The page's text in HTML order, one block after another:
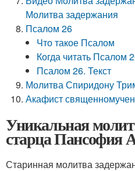
Молитва задержания
Псалом 26
Что такое Псалом
Когда читать Псалом
Псалом 26. Текст
Молитва Спиридону
Акафист
Уникальная
старца Пансофия
Старинная молитва